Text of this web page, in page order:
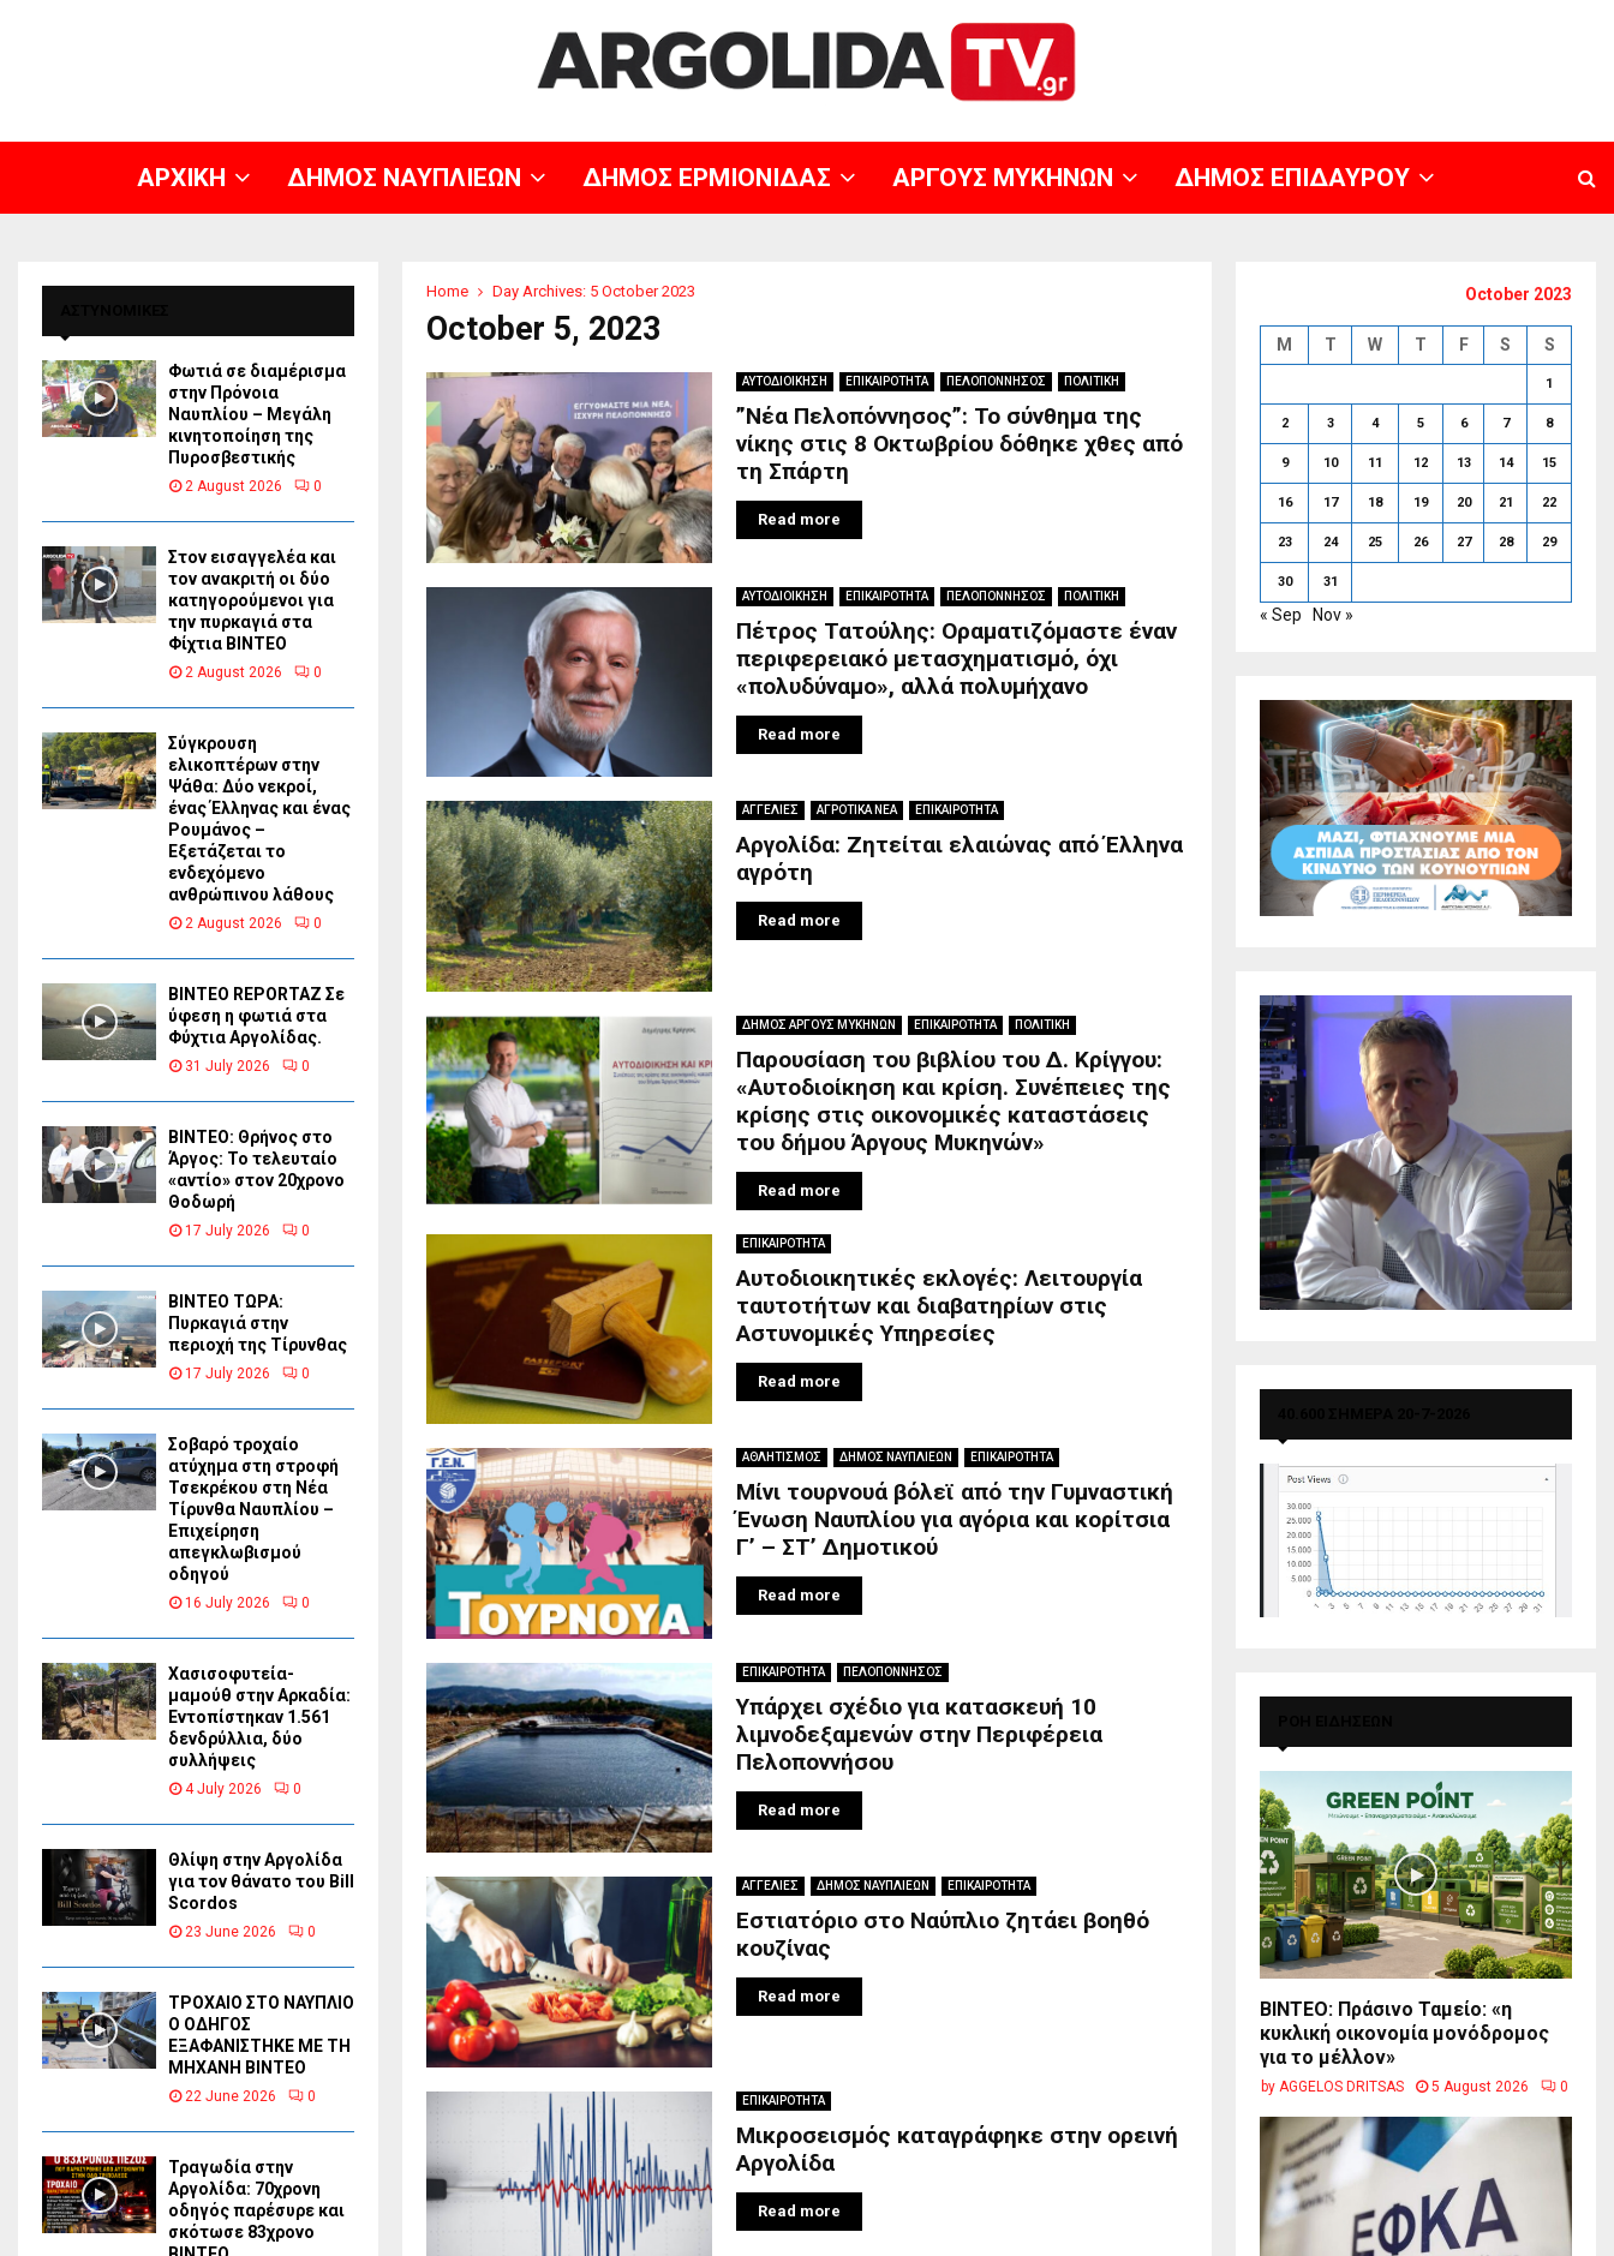
ΑΡΧΙΚΗ ΔΗΜΟΣ ΝΑΥΠΛΙΕΩΝ ΔΗΜΟΣ ΕΡΜΙΟΝΙΔΑΣ ΑΡΓΟΥΣ ΜΥΚΗΝΩΝ ΔΗΜΟΣ ΕΠΙΔΑΥΡΟΥ
Home Day Archives: 5 October 2023
October 5, 2023
ΑΥΤΟΔΙΟΙΚΗΣΗ ΕΠΙΚΑΙΡΟΤΗΤΑ ΠΕΛΟΠΟΝΝΗΣΟΣ ΠΟΛΙΤΙΚΗ
”Νέα Πελοπόννησος”: Το σύνθημα της
νίκης στις 8 Οκτωβρίου δόθηκε χθες από
τη Σπάρτη
Read more
ΑΥΤΟΔΙΟΙΚΗΣΗ ΕΠΙΚΑΙΡΟΤΗΤΑ ΠΕΛΟΠΟΝΝΗΣΟΣ ΠΟΛΙΤΙΚΗ
Πέτρος Τατούλης: Οραματιζόμαστε έναν
περιφερειακό μετασχηματισμό, όχι
«πολυδύναμο», αλλά πολυμήχανο
Read more
ΑΓΓΕΛΙΕΣ ΑΓΡΟΤΙΚΑ ΝΕΑ ΕΠΙΚΑΙΡΟΤΗΤΑ
Αργολίδα: Ζητείται ελαιώνας από Έλληνα
αγρότη
Read more
ΔΗΜΟΣ ΑΡΓΟΥΣ ΜΥΚΗΝΩΝ ΕΠΙΚΑΙΡΟΤΗΤΑ ΠΟΛΙΤΙΚΗ
Παρουσίαση του βιβλίου του Δ. Κρίγγου:
«Αυτοδιοίκηση και κρίση. Συνέπειες της
κρίσης στις οικονομικές καταστάσεις
του δήμου Άργους Μυκηνών»
Read more
ΕΠΙΚΑΙΡΟΤΗΤΑ
Αυτοδιοικητικές εκλογές: Λειτουργία
ταυτοτήτων και διαβατηρίων στις
Αστυνομικές Υπηρεσίες
Read more
ΑΘΛΗΤΙΣΜΟΣ ΔΗΜΟΣ ΝΑΥΠΛΙΕΩΝ ΕΠΙΚΑΙΡΟΤΗΤΑ
Μίνι τουρνουά βόλεϊ από την Γυμναστική
Ένωση Ναυπλίου για αγόρια και κορίτσια
Γ’ – ΣΤ’ Δημοτικού
Read more
ΕΠΙΚΑΙΡΟΤΗΤΑ ΠΕΛΟΠΟΝΝΗΣΟΣ
Υπάρχει σχέδιο για κατασκευή 10
λιμνοδεξαμενών στην Περιφέρεια
Πελοποννήσου
Read more
ΑΓΓΕΛΙΕΣ ΔΗΜΟΣ ΝΑΥΠΛΙΕΩΝ ΕΠΙΚΑΙΡΟΤΗΤΑ
Εστιατόριο στο Ναύπλιο ζητάει βοηθό
κουζίνας
Read more
ΕΠΙΚΑΙΡΟΤΗΤΑ
Μικροσεισμός καταγράφηκε στην ορεινή
Αργολίδα
Read more
Φωτιά σε διαμέρισμα
στην Πρόνοια
Ναυπλίου – Μεγάλη
κινητοποίηση της
Πυροσβεστικής
2 August 2026 0
Στον εισαγγελέα και
τον ανακριτή οι δύο
κατηγορούμενοι για
την πυρκαγιά στα
Φίχτια ΒΙΝΤΕΟ
2 August 2026 0
Σύγκρουση
ελικοπτέρων στην
Ψάθα: Δύο νεκροί,
ένας Έλληνας και ένας
Ρουμάνος –
Εξετάζεται το
ενδεχόμενο
ανθρώπινου λάθους
2 August 2026 0
BINTEO REPORTAZ Σε
ύφεση η φωτιά στα
Φύχτια Αργολίδας.
31 July 2026 0
ΒΙΝΤΕΟ: Θρήνος στο
Άργος: Το τελευταίο
«αντίο» στον 20χρονο
Θοδωρή
17 July 2026 0
ΒΙΝΤΕΟ ΤΩΡΑ:
Πυρκαγιά στην
περιοχή της Τίρυνθας
17 July 2026 0
Σοβαρό τροχαίο
ατύχημα στη στροφή
Τσεκρέκου στη Νέα
Τίρυνθα Ναυπλίου –
Επιχείρηση
απεγκλωβισμού
οδηγού
16 July 2026 0
Χασισοφυτεία-
μαμούθ στην Αρκαδία:
Εντοπίστηκαν 1.561
δενδρύλλια, δύο
συλλήψεις
4 July 2026 0
Θλίψη στην Αργολίδα
για τον θάνατο του Bill
Scordos
23 June 2026 0
ΤΡΟΧΑΙΟ ΣΤΟ ΝΑΥΠΛΙΟ
Ο ΟΔΗΓΟΣ
ΕΞΑΦΑΝΙΣΤΗΚΕ ΜΕ ΤΗ
ΜΗΧΑΝΗ ΒΙΝΤΕΟ
22 June 2026 0
Τραγωδία στην
Αργολίδα: 70χρονη
οδηγός παρέσυρε και
σκότωσε 83χρονο
October 2023
M T W T F S S
1
2 3 4 5 6 7 8
9 10 11 12 13 14 15
16 17 18 19 20 21 22
23 24 25 26 27 28 29
30 31
« Sep Nov »
BINTEO: Πράσινο Ταμείο: «η
κυκλική οικονομία μονόδρομος
για το μέλλον»
by AGGELOS DRITSAS 5 August 2026 0